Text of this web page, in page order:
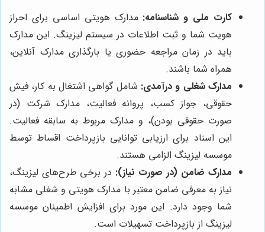
کارت ملی و شناسنامه: مدارک هویتی اساسی برای احراز
هویت شما و ثبت اطلاعات در سیستم لیزینگ. این مدارک
باید در زمان مراجعه حضوری یا بارگذاری مدارک آنلاین،
همراه شما باشند.
مدارک شغلی و درآمدی: شامل گواهی اشتغال به کار، فیش
حقوقی، جواز کسب، پروانه فعالیت، مدارک شرکت (در
صورت حقوقی بودن)، و مدارک مربوط به سابقه فعالیت.
این اسناد برای ارزیابی توانایی بازپرداخت اقساط توسط
موسسه لیزینگ الزامی هستند.
مدارک ضامن (در صورت نیاز): در برخی طرح‌های لیزینگ،
نیاز به معرفی ضامن معتبر با مدارک هویتی و شغلی مشابه
شما وجود دارد. این مورد برای افزایش اطمینان موسسه
لیزینگ از بازپرداخت تسهیلات است.